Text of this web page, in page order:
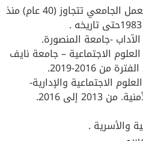
خبرة علمية وعملية وإدارية بالعمل الجامعي تتجاوز (40 عام) منذ
-جامعة المنصورة.
الاجتماعية – جامعة نايف
2016-2019.
الاجتماعية والإدارية-
إلى 2016.
والأسرية .